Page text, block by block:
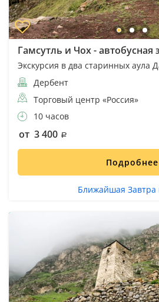
Гамсутль и Чох - автобусная
Экскурсия в два старинных аула
Дербент
Торговый центр «Россия»
10 часов
от 3 400
Подробнее
Ближайшая Завтра